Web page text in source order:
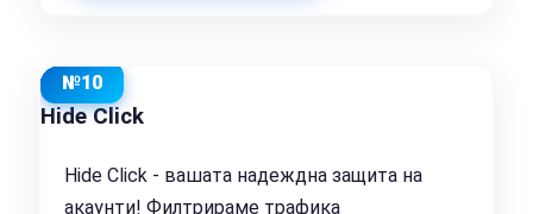
№10
Hide Click
Hide Click - вашата надеждна защита на
акаунти! Филтрираме трафика